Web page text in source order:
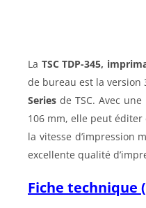
La TSC TDP-345,
de bureau est la version
Series de TSC. Avec
106 mm, elle peut
la vitesse d’impression
excellente qualité
Fiche technique